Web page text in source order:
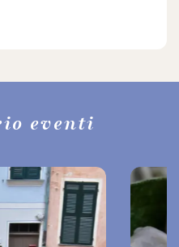
eventi